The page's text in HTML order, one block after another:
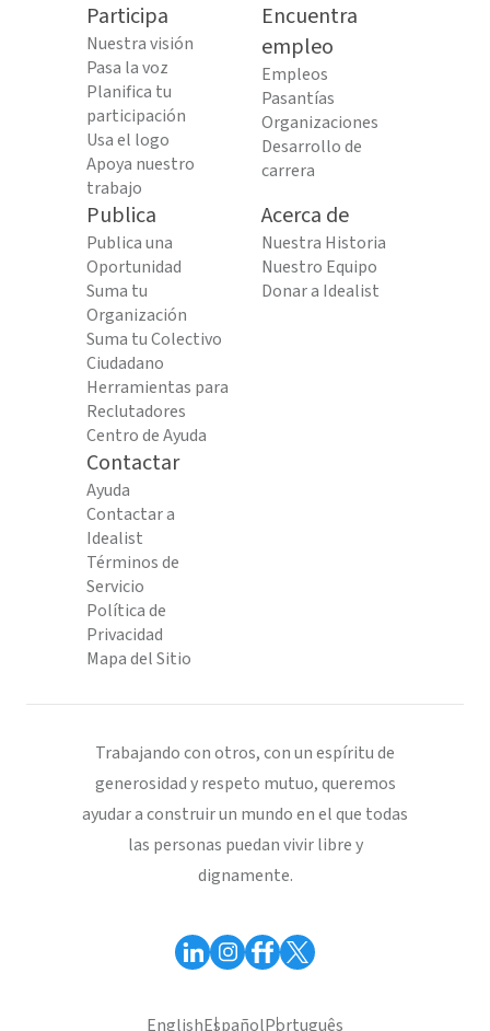
Participa
Nuestra visión
Pasa la voz
Planifica tu
participación
Usa el logo
Apoya nuestro
trabajo
Encuentra
empleo
Empleos
Pasantías
Organizaciones
Desarrollo de
carrera
Publica
Publica una
Oportunidad
Suma tu
Organización
Suma tu Colectivo
Ciudadano
Herramientas para
Reclutadores
Centro de Ayuda
Acerca de
Nuestra Historia
Nuestro Equipo
Donar a Idealist
Contactar
Ayuda
Contactar a
Idealist
Términos de
Servicio
Política de
Privacidad
Mapa del Sitio
Trabajando con otros, con un espíritu de
generosidad y respeto mutuo, queremos
ayudar a construir un mundo en el que todas
las personas puedan vivir libre y
dignamente.
EnglishEspañolPortuguês